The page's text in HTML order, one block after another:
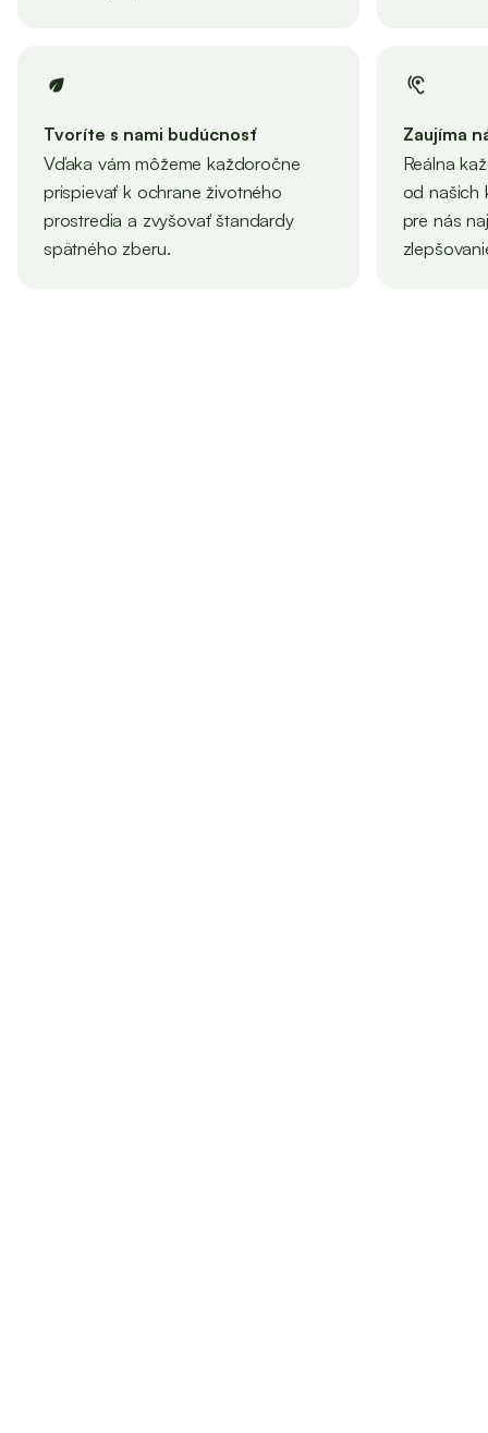
eco
Tvoríte s nami budúcnosť
Vďaka vám môžeme každoročne
prispievať k ochrane životného
prostredia a zvyšovať štandardy
spätného zberu.
hearing
Zaujíma
Reálna
od našich
pre nás